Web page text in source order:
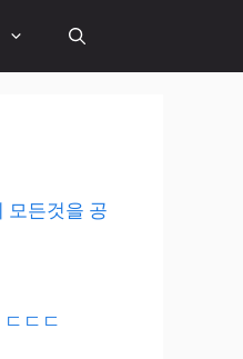
모든것을 공
ㄷㄷ